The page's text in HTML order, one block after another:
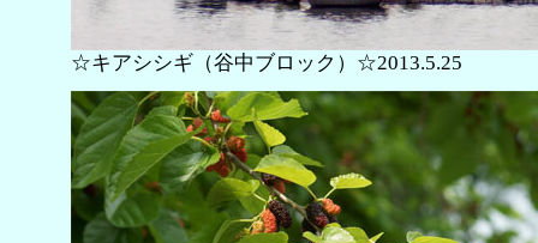
☆キアシシギ（谷中ブロック）☆2013.5.25